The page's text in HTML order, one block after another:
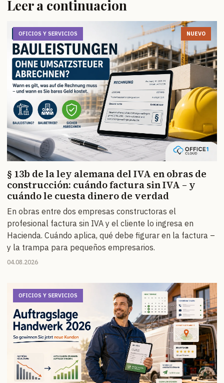
Leer a continuacion
OFICIOS Y SERVICIOS NUEVO
§ 13b de la ley alemana del IVA en obras de
construcción: cuándo factura sin IVA – y
cuándo le cuesta dinero de verdad
En obras entre dos empresas constructoras el
profesional factura sin IVA y el cliente lo ingresa en
Hacienda. Cuándo aplica, qué debe figurar en la factura –
y la trampa para pequeños empresarios.
04.08.2026
OFICIOS Y SERVICIOS